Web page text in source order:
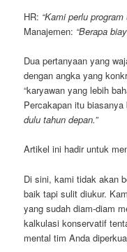
HR: “Kami perlu
Manajemen: “Berapa
Dua pertanyaan yang
dengan angka yang
“karyawan yang lebih
Percakapan itu biasanya
dulu tahun depan.”
Artikel ini hadir untuk
Di sini, kami tidak akan
baik tapi sulit diukur.
yang sudah diam-diam
kalkulasi konservatif
mental tim Anda